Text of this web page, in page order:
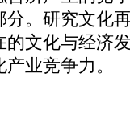
。研究文化
文化与经济
业竞争力。